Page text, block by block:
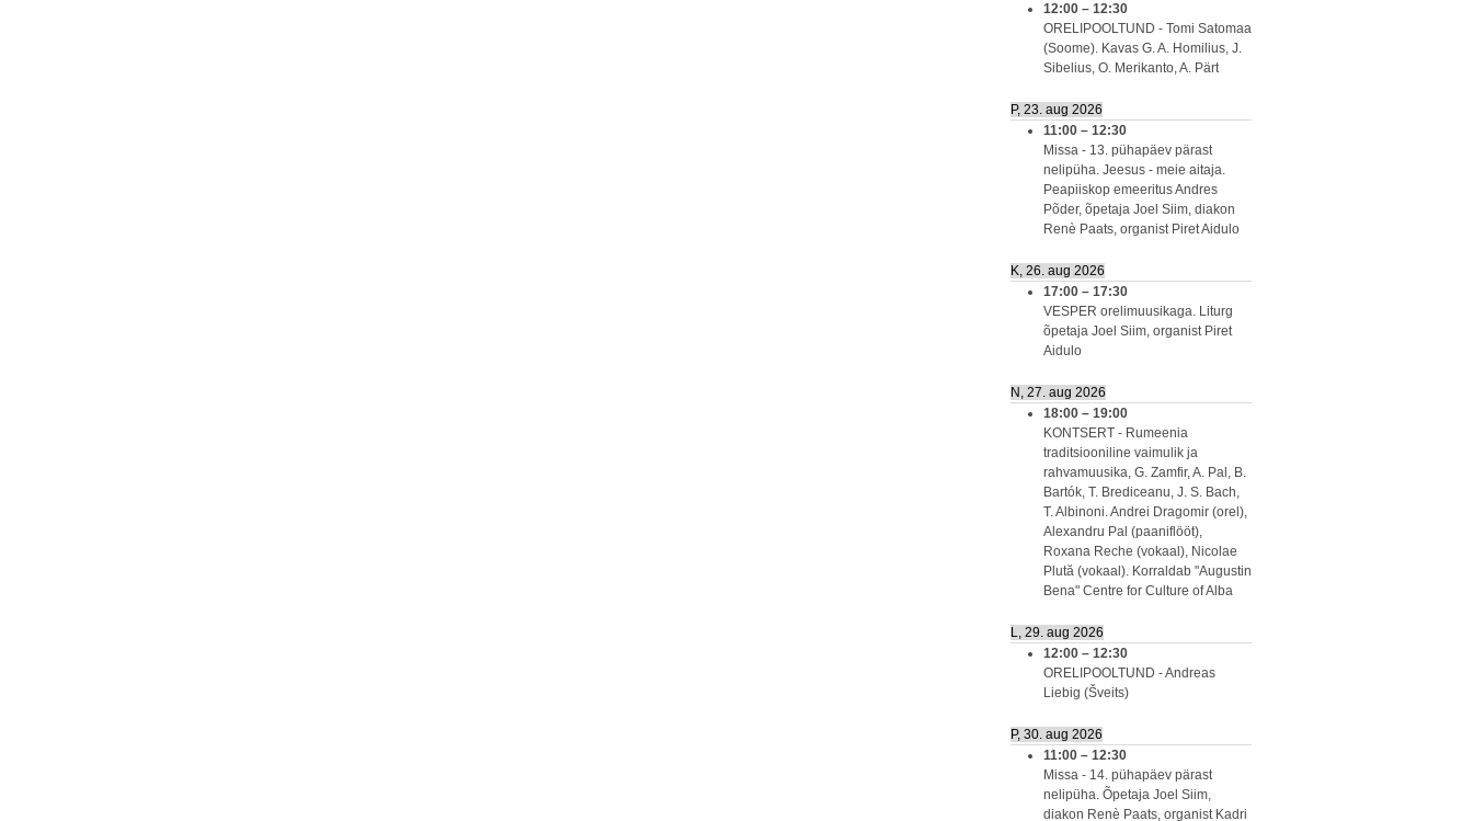
12:00 – 12:30
ORELIPOOLTUND - Tomi Satomaa
(Soome). Kavas G. A. Homilius, J.
Sibelius, O. Merikanto, A. Pärt
P, 23. aug 2026
11:00 – 12:30
Missa - 13. pühapäev pärast
nelipüha. Jeesus - meie aitaja.
Peapiiskop emeeritus Andres
Põder, õpetaja Joel Siim, diakon
Renè Paats, organist Piret Aidulo
K, 26. aug 2026
17:00 – 17:30
VESPER orelimuusikaga. Liturg
õpetaja Joel Siim, organist Piret
Aidulo
N, 27. aug 2026
18:00 – 19:00
KONTSERT - Rumeenia
traditsiooniline vaimulik ja
rahvamuusika, G. Zamfir, A. Pal, B.
Bartók, T. Brediceanu, J. S. Bach,
T. Albinoni. Andrei Dragomir (orel),
Alexandru Pal (paaniflööt),
Roxana Reche (vokaal), Nicolae
Plută (vokaal). Korraldab "Augustin
Bena" Centre for Culture of Alba
L, 29. aug 2026
12:00 – 12:30
ORELIPOOLTUND - Andreas
Liebig (Šveits)
P, 30. aug 2026
11:00 – 12:30
Missa - 14. pühapäev pärast
nelipüha. Õpetaja Joel Siim,
diakon Renè Paats, organist Kadri